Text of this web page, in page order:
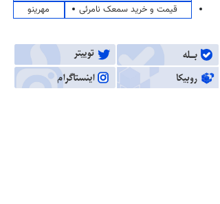
قیمت و خرید سمعک نامرئی
مهرینو